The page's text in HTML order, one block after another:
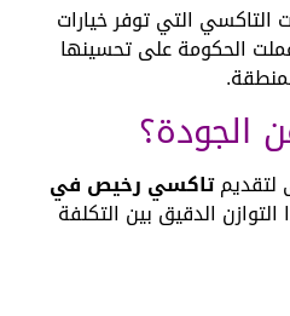
التي توفر خيارات
الحكومة على تحسينها
الجودة؟
تاكسي رخيص في
الدقيق بين التكلفة